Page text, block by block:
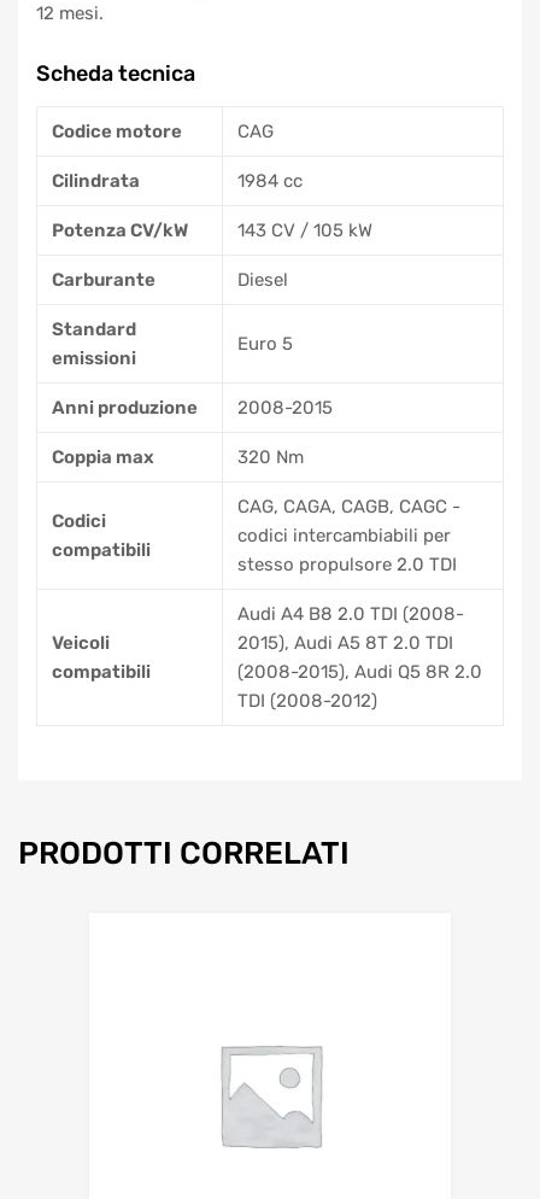
12 mesi.
Scheda tecnica
Codice motore CAG
Cilindrata 1984 cc
Potenza CV/kW 143 CV / 105 kW
Carburante Diesel
Standard
emissioni
Euro 5
Anni produzione 2008-2015
Coppia max 320 Nm
Codici
compatibili
CAG, CAGA, CAGB, CAGC -
codici intercambiabili per
stesso propulsore 2.0 TDI
Veicoli
compatibili
Audi A4 B8 2.0 TDI (2008-
2015), Audi A5 8T 2.0 TDI
(2008-2015), Audi Q5 8R 2.0
TDI (2008-2012)
PRODOTTI CORRELATI